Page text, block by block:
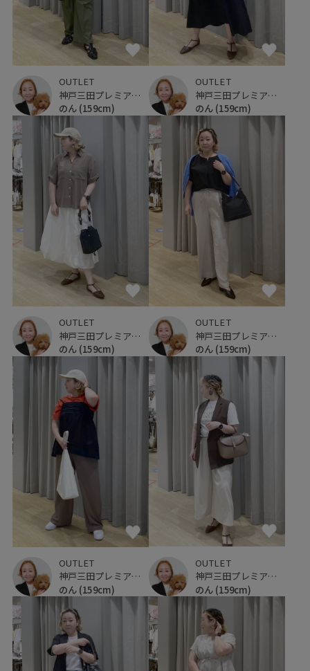
OUTLET
神戸三田プレミアム・アウトレット
のん (159cm)
OUTLET
神戸三田プレミアム・アウトレット
のん (159cm)
OUTLET
神戸三田プレミアム・アウトレット
のん (159cm)
OUTLET
神戸三田プレミアム・アウトレット
のん (159cm)
OUTLET
神戸三田プレミアム・アウトレット
のん (159cm)
OUTLET
神戸三田プレミアム・アウトレット
のん (159cm)